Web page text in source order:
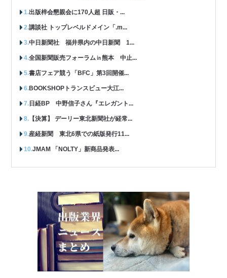
出版梓会懇親会に170人超 日販・...
講談社 トップレベルドメイン「.m...
中日新聞社 福井県内の中日新聞 1...
全国新聞販売フォーラム㏌熊本 中止...
書店フェア競う「BFC」第3回開催...
BOOKSHOPトランスビュー大江...
日経BP 中野信子さん『エレガント...
【決算】 デーリー東北新聞社が経常...
産経新聞 東北6県での紙版発行11...
JMAM 「NOLTY」新商品発表...